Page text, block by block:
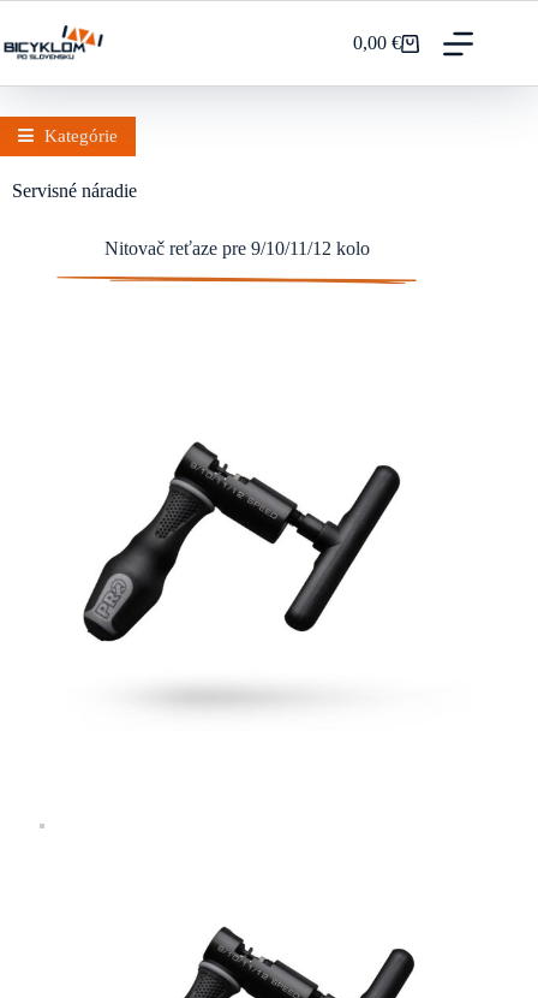
obsah
Nákupný
0,00€
Servisné náradie
Nitovač reťaze pre 9/10/11/12 kolo
Kategórie